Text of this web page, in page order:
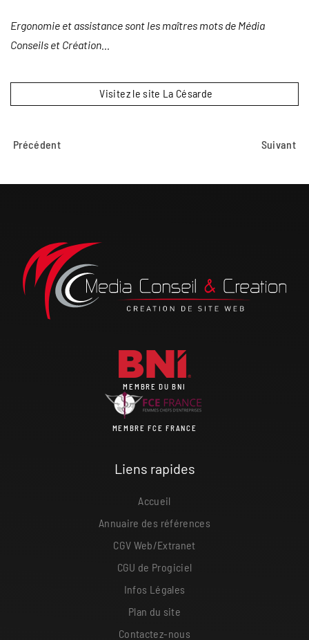
Ergonomie et assistance sont les maîtres mots de Média
Conseils et Création…
Visitez le site La Césarde
Précédent Suivant
MEMBRE DU BNI
MEMBRE FCE FRANCE
Liens rapides
Accueil
Annuaire des références
CGV Web/Extranet
CGU de Progiciel
Infos Légales
Plan du site
Contactez-nous